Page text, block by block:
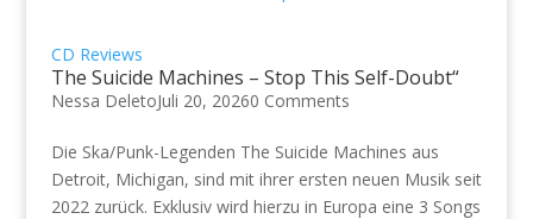
CD Reviews
The Suicide Machines – Stop This Self-Doubt“
Nessa DeletoJuli 20, 20260 Comments
Die Ska/Punk-Legenden The Suicide Machines aus
Detroit, Michigan, sind mit ihrer ersten neuen Musik seit
2022 zurück. Exklusiv wird hierzu in Europa eine 3 Songs